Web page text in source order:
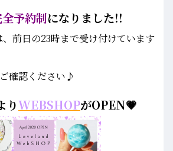
予約制になりました!!
前日の23時まで受け付けています
確認ください♪
りWEBSHOPがOPEN💗